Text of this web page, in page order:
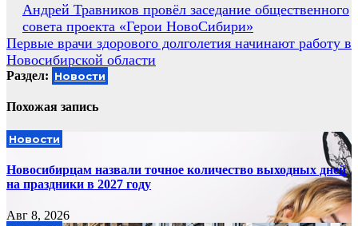
Навигация
по
записям
Андрей Травников провёл заседание общественного
совета проекта «Герои НовоСибири»
Первые врачи здорового долголетия начинают работу в
Новосибирской области
Раздел: Новости
Похожая запись
Новости
Новосибирцам назвали точное количество выходных дней
на праздники в 2027 году
Авг 8, 2026